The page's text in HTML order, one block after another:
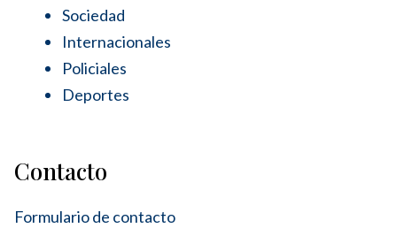
Sociedad
Internacionales
Policiales
Deportes
Contacto
Formulario de contacto